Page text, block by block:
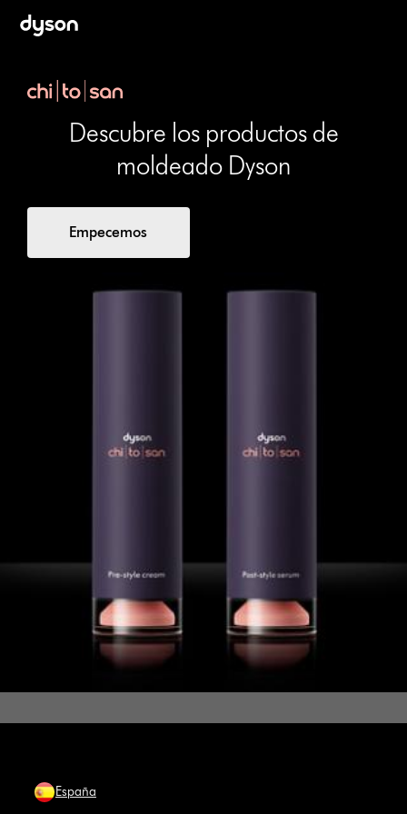
navegación
Descubre los productos de
moldeado Dyson
Empecemos
España